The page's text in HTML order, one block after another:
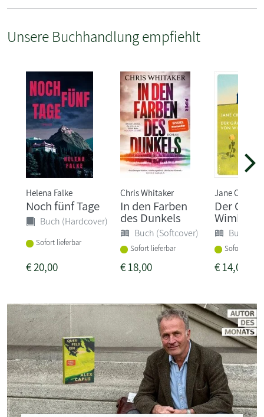
Unsere Buchhandlung empfiehlt
Helena Falke
Noch fünf Tage
Buch (Hardcover)
Sofort lieferbar
€20,00
Chris Whitaker
In den Farben
des Dunkels
Buch (Softcover)
Sofort lieferbar
€18,00
Jane Crilly
Der
Buch
Sofort
€14,00